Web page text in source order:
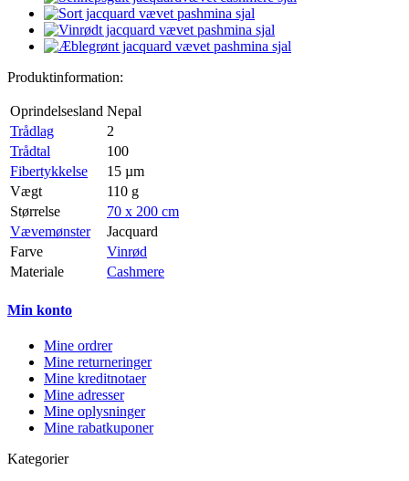
Produktinformation:
Oprindelsesland Nepal
Trådlag
2
Trådtal
100
Fibertykkelse
15 µm
Vægt
110 g
Størrelse
70 x 200 cm
Vævemønster
Jacquard
Farve
Vinrød
Materiale
Cashmere
Min konto
Mine ordrer
Mine returneringer
Mine kreditnotaer
Mine adresser
Mine oplysninger
Mine rabatkuponer
Kategorier